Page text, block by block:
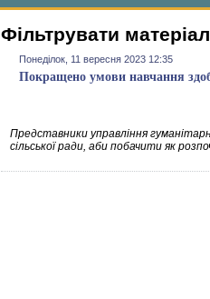
Фільтрувати
Понеділок, 11 вересня 2023 12:35
Покращено умови навчання
Представники управління
сільської ради, аби побачити як